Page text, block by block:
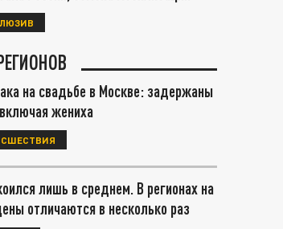
на свадьбе в Москве: задержаны
жениха
лишь в среднем. В регионах на
отличаются в несколько раз